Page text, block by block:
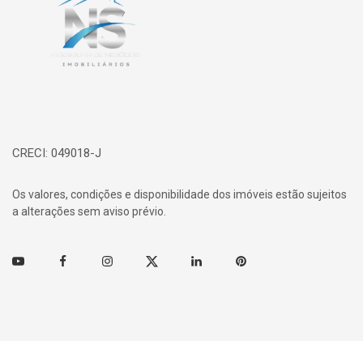
CRECI: 049018-J
Os valores, condições e disponibilidade dos imóveis estão sujeitos
a alterações sem aviso prévio.
Youtube FacebookInstagramTwitter Linkedin Pinterest